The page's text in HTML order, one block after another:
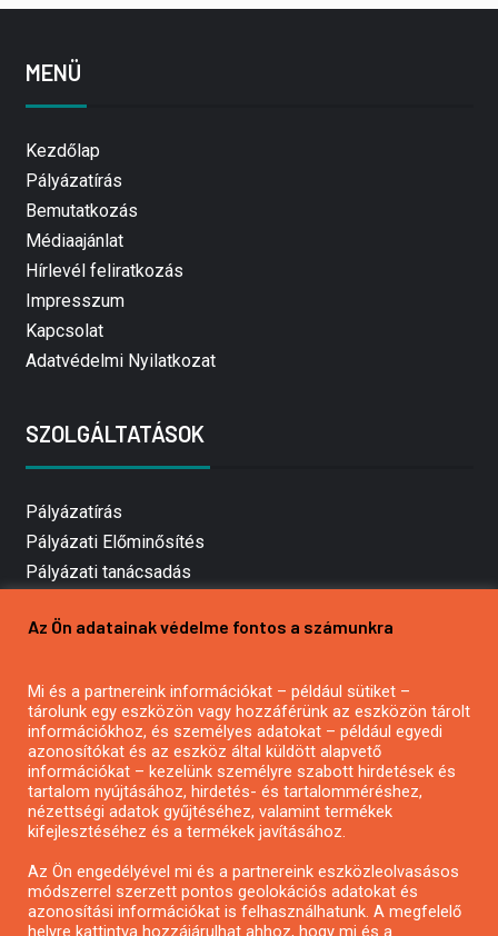
MENÜ
Kezdőlap
Pályázatírás
Bemutatkozás
Médiaajánlat
Hírlevél feliratkozás
Impresszum
Kapcsolat
Adatvédelmi Nyilatkozat
SZOLGÁLTATÁSOK
Pályázatírás
Pályázati Előminősítés
Pályázati tanácsadás
Mezőgazdasági pályázatírás
Pályázatírás civil szervezeteknek
Pályázatírás önkormányzatoknak
Pályázatfigyelés
Specifikus pályázatfigyelés vagy hírlevél
Az Ön adatainak védelme fontos a számunkra
Mi és a partnereink információkat – például sütiket –
tárolunk egy eszközön vagy hozzáférünk az eszközön tárolt
információkhoz, és személyes adatokat – például egyedi
azonosítókat és az eszköz által küldött alapvető
információkat – kezelünk személyre szabott hirdetések és
tartalom nyújtásához, hirdetés- és tartalomméréshez,
nézettségi adatok gyűjtéséhez, valamint termékek
kifejlesztéséhez és a termékek javításához.
Az Ön engedélyével mi és a partnereink eszközleolvasásos
módszerrel szerzett pontos geolokációs adatokat és
azonosítási információkat is felhasználhatunk. A megfelelő
helyre kattintva hozzájárulhat ahhoz, hogy mi és a